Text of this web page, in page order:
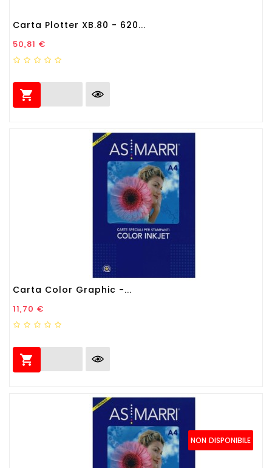
Carta Plotter XB.80 - 620...
Prezzo
50,81 €

Carta Color Graphic -...
Prezzo
11,70 €

NON DISPONIBILE